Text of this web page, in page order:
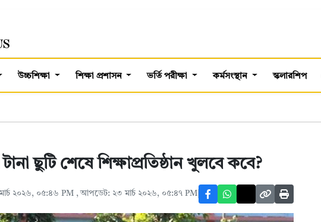
উচ্চশিক্ষা শিক্ষা প্রশাসন ভর্তি পরীক্ষা কর্মসংস্থান স্কলারশিপ
ছুটি শেষে শিক্ষাপ্রতিষ্ঠান খুলবে কবে?
২০২৬, ০৫:৪৬ PM , আপডেট: ২৩ মার্চ ২০২৬, ০৫:৪৭ PM